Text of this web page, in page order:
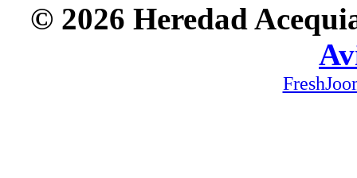
© 2026 Heredad